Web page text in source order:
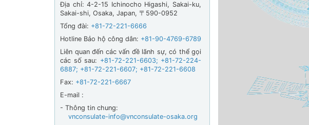
Địa chỉ: 4-2-15 Ichinocho Higashi, Sakai-ku,
Sakai-shi, Osaka, Japan, 〒590-0952
Tổng đài: +81-72-221-6666
Hotline Bảo hộ công dân: +81-90-4769-6789
Liên quan đến các vấn đề lãnh sự, có thể gọi
các số sau: +81-72-221-6603; +81-72-224-
6887; +81-72-221-6607; +81-72-221-6608
Fax: +81-72-221-6667
E-mail :
- Thông tin chung:
vnconsulate-info@vnconsulate-osaka.org